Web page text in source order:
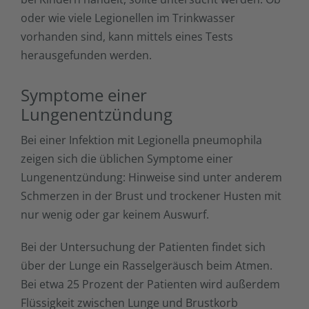
oder wie viele Legionellen im Trinkwasser
vorhanden sind, kann mittels eines Tests
herausgefunden werden.
Symptome einer
Lungenentzündung
Bei einer Infektion mit Legionella pneumophila
zeigen sich die üblichen Symptome einer
Lungenentzündung: Hinweise sind unter anderem
Schmerzen in der Brust und trockener Husten mit
nur wenig oder gar keinem Auswurf.
Bei der Untersuchung der Patienten findet sich
über der Lunge ein Rasselgeräusch beim Atmen.
Bei etwa 25 Prozent der Patienten wird außerdem
Flüssigkeit zwischen Lunge und Brustkorb